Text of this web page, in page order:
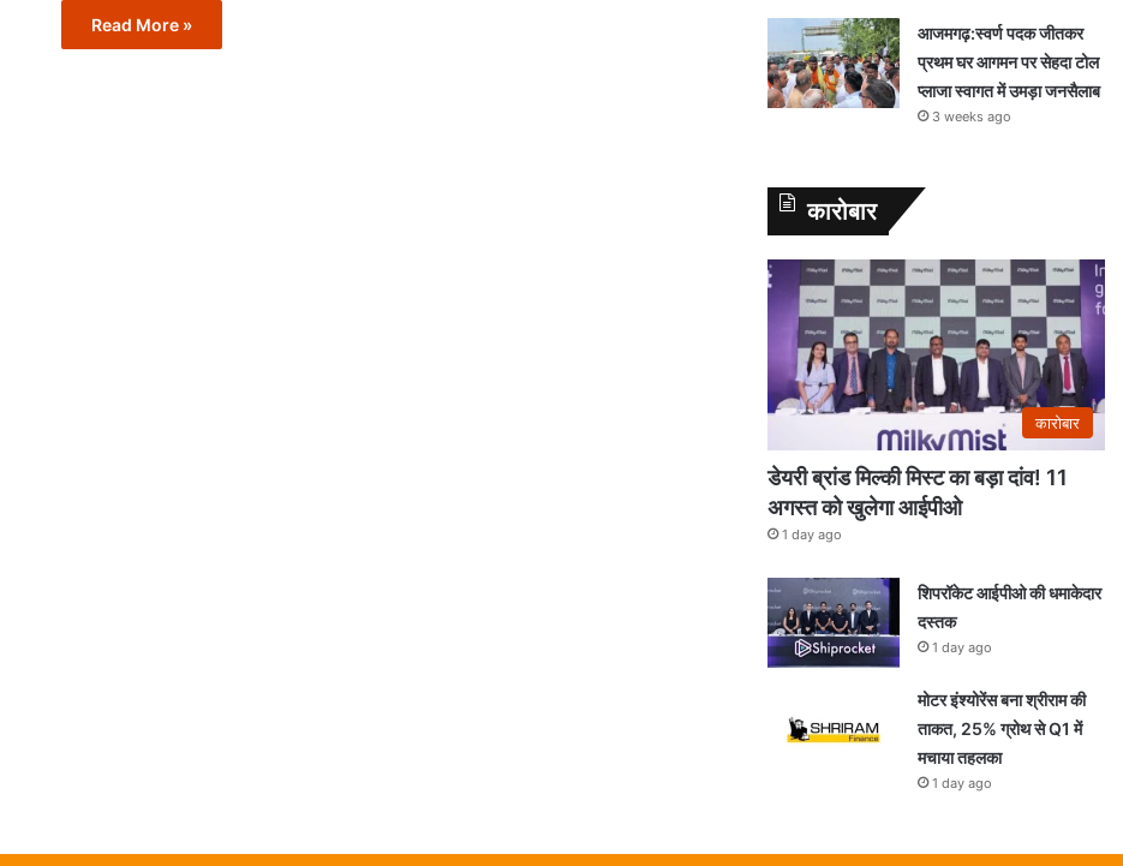
Read More »
आजमगढ़:स्वर्ण पदक जीतकर
प्रथम घर आगमन पर सेहदा टोल
प्लाजा स्वागत में उमड़ा जनसैलाब
3 weeks ago
कारोबार
कारोबार
डेयरी ब्रांड मिल्की मिस्ट का बड़ा दांव! 11
अगस्त को खुलेगा आईपीओ
1 day ago
शिपरॉकेट आईपीओ की धमाकेदार
दस्तक
1 day ago
मोटर इंश्योरेंस बना श्रीराम की
ताकत, 25% ग्रोथ से Q1 में
मचाया तहलका
1 day ago